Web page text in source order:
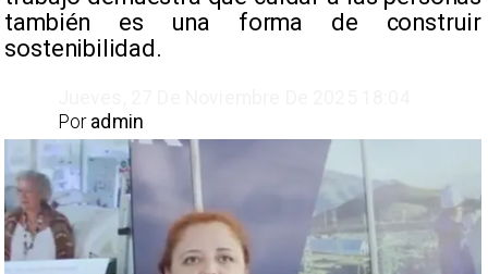
también es una forma de construir
sostenibilidad. ​
admin
Por